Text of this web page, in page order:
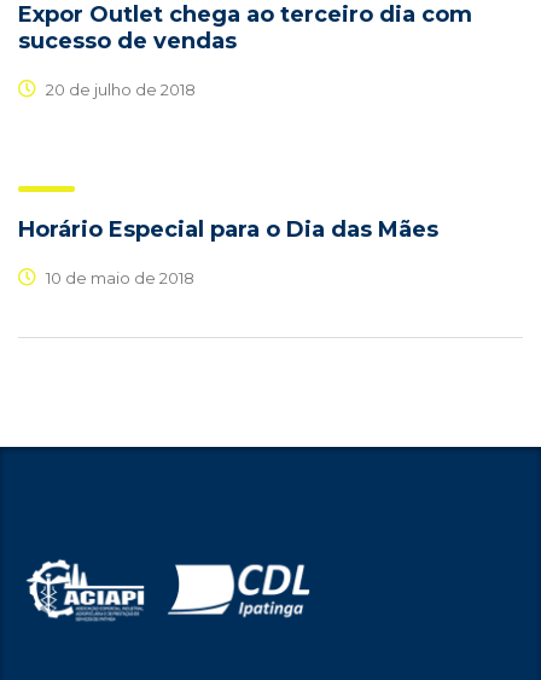
Expor Outlet chega ao terceiro dia com
sucesso de vendas
20 de julho de 2018
Horário Especial para o Dia das Mães
10 de maio de 2018